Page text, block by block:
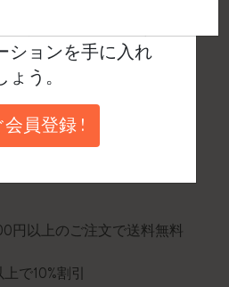
1に更新されました
円以上のご注文で送料無料
で10%割引
ションを手に入れ
ょう。
員登録 !